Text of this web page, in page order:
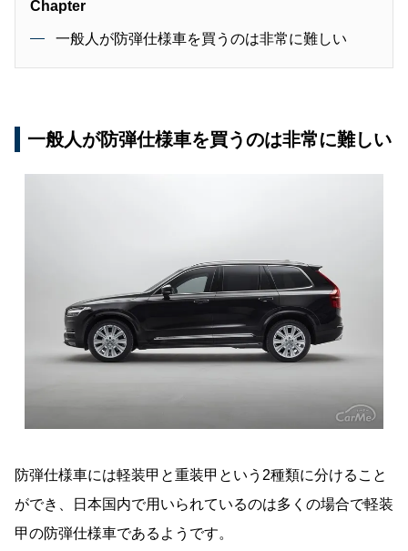
Chapter
一般人が防弾仕様車を買うのは非常に難しい
一般人が防弾仕様車を買うのは非常に難しい
防弾仕様車には軽装甲と重装甲という2種類に分けること
ができ、日本国内で用いられているのは多くの場合で軽装
甲の防弾仕様車であるようです。